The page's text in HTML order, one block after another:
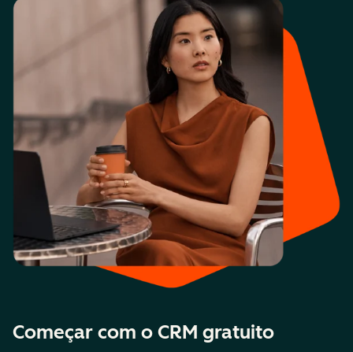
Começar com o CRM gratuito